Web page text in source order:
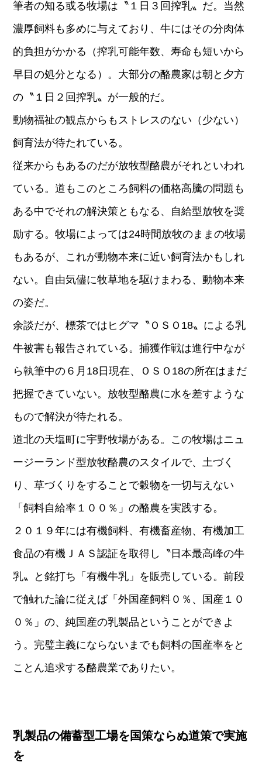
筆者の知る或る牧場は〝１日３回搾乳〟だ。当然
濃厚飼料も多めに与えており、牛にはその分肉体
的負担がかかる（搾乳可能年数、寿命も短いから
早目の処分となる）。大部分の酪農家は朝と夕方
の〝１日２回搾乳〟が一般的だ。
動物福祉の観点からもストレスのない（少ない）
飼育法が待たれている。
従来からもあるのだが放牧型酪農がそれといわれ
ている。道もこのところ飼料の価格高騰の問題も
ある中でそれの解決策ともなる、自給型放牧を奨
励する。牧場によっては24時間放牧のままの牧場
もあるが、これが動物本来に近い飼育法かもしれ
ない。自由気儘に牧草地を駆けまわる、動物本来
の姿だ。
余談だが、標茶ではヒグマ〝ＯＳＯ18〟による乳
牛被害も報告されている。捕獲作戦は進行中なが
ら執筆中の６月18日現在、ＯＳＯ18の所在はまだ
把握できていない。放牧型酪農に水を差すような
もので解決が待たれる。
道北の天塩町に宇野牧場がある。この牧場はニュ
ージーランド型放牧酪農のスタイルで、土づく
り、草づくりをすることで穀物を一切与えない
「飼料自給率１００％」の酪農を実践する。
２０１９年には有機飼料、有機畜産物、有機加工
食品の有機ＪＡＳ認証を取得し〝日本最高峰の牛
乳〟と銘打ち「有機牛乳」を販売している。前段
で触れた論に従えば「外国産飼料０％、国産１０
０％」の、純国産の乳製品ということができよ
う。完璧主義にならないまでも飼料の国産率をと
ことん追求する酪農業でありたい。
乳製品の備蓄型工場を国策ならぬ道策で実施
を